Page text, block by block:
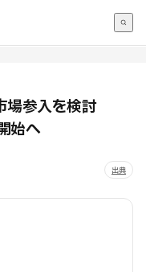
場参入を検討
始へ
出典